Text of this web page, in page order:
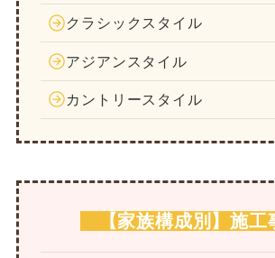
クラシックスタイル
アジアンスタイル
カントリースタイル
【家族構成別】施